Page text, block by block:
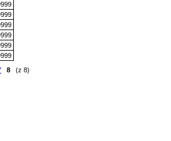
8(z 8)